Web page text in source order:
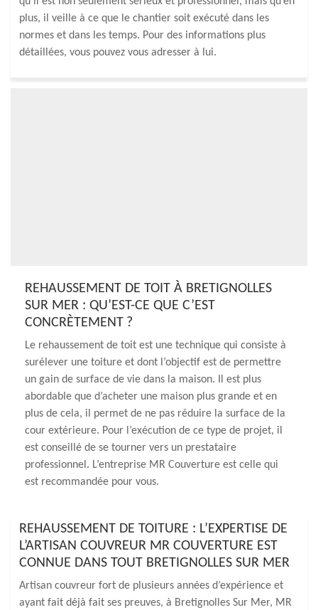
plus, il veille à ce que le chantier soit exécuté dans les
normes et dans les temps. Pour des informations plus
détaillées, vous pouvez vous adresser à lui.
REHAUSSEMENT DE TOIT À BRETIGNOLLES
SUR MER : QU’EST-CE QUE C’EST
CONCRÈTEMENT ?
Le rehaussement de toit est une technique qui consiste à
surélever une toiture et dont l’objectif est de permettre
un gain de surface de vie dans la maison. Il est plus
abordable que d’acheter une maison plus grande et en
plus de cela, il permet de ne pas réduire la surface de la
cour extérieure. Pour l’exécution de ce type de projet, il
est conseillé de se tourner vers un prestataire
professionnel. L’entreprise MR Couverture est celle qui
est recommandée pour vous.
REHAUSSEMENT DE TOITURE : L’EXPERTISE DE
L’ARTISAN COUVREUR MR COUVERTURE EST
CONNUE DANS TOUT BRETIGNOLLES SUR MER
Artisan couvreur fort de plusieurs années d’expérience et
ayant fait déjà fait ses preuves, à Bretignolles Sur Mer, MR